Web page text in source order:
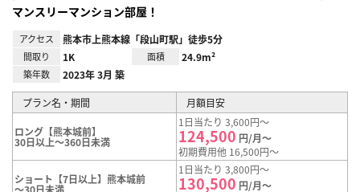
マンスリーマンション部屋！
アクセス 熊本市上熊本線「段山町駅」徒歩5分
間取り 1K 面積 24.9m²
築年数 2023年 3月 築
プラン名・期間 月額目安
ロング【熊本城前】
30日以上～360日未満
1日当たり 3,600円～
124,500 円/月～
初期費用他 16,500円～
ショート【7日以上】熊本城前
～30日未満
1日当たり 3,800円～
130,500 円/月～